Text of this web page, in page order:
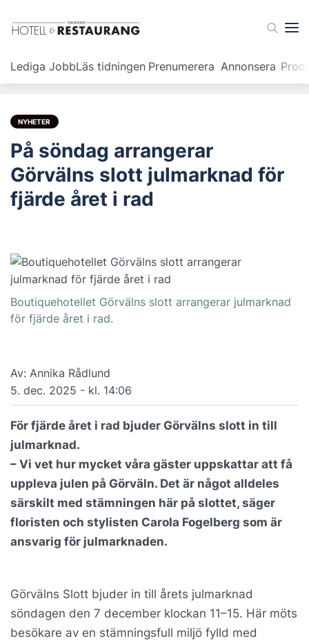
Lediga JobbLäs tidningen Prenumerera Annonsera
NYHETER
På söndag arrangerar
Görvälns slott julmarknad för
fjärde året i rad
Boutiquehotellet Görvälns slott arrangerar julmarknad
för fjärde året i rad.
Av: Annika Rådlund
5. dec. 2025 - kl. 14:06
För fjärde året i rad bjuder Görvälns slott in till
julmarknad.
– Vi vet hur mycket våra gäster uppskattar att få
uppleva julen på Görväln. Det är något alldeles
särskilt med stämningen här på slottet, säger
floristen och stylisten Carola Fogelberg som är
ansvarig för julmarknaden.
Görvälns Slott bjuder in till årets julmarknad
söndagen den 7 december klockan 11–15. Här möts
besökare av en stämningsfull miljö fylld med